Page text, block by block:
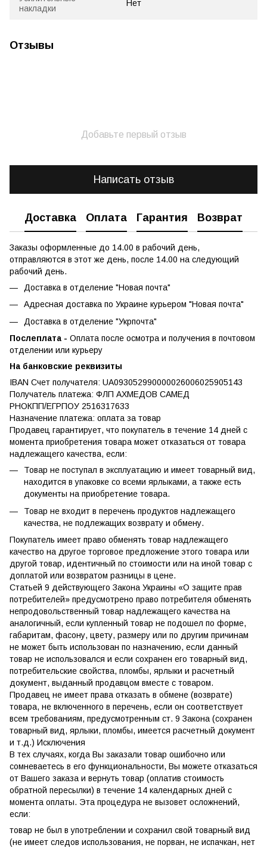
накладки
Нет
Отзывы
Добавьте первый отзыв
Написать отзыв
Доставка Оплата Гарантия Возврат
Заказы оформленные до 14.00 в рабочий день,
отправляются в этот же день, после 14.00 на следующий
рабочий день.
Доставка в отделение "Новая почта"
Адресная доставка по Украине курьером "Новая почта"
Доставка в отделение "Укрпочта"
Послеплата - Оплата после осмотра и получения в почтовом
отделении или курьеру
На банковские реквизиты
IBAN Счет получателя: UA093052990000026006025905143
Получатель платежа: ФЛП АХМЕДОВ САМЕД
РНОКПП/ЕГРПОУ 2516317633
Назначение платежа: оплата за товар
Продавец гарантирует, что покупатель в течение 14 дней с
момента приобретения товара может отказаться от товара
надлежащего качества, если:
Товар не поступал в эксплуатацию и имеет товарный вид,
находится в упаковке со всеми ярлыками, а также есть
документы на приобретение товара.
Товар не входит в перечень продуктов надлежащего
качества, не подлежащих возврату и обмену.
Покупатель имеет право обменять товар надлежащего
качество на другое торговое предложение этого товара или
другой товар, идентичный по стоимости или на иной товар с
доплатой или возвратом разницы в цене.
Статьей 9 действующего Закона Украины «О защите прав
потребителей» предусмотрено право потребителя обменять
непродовольственный товар надлежащего качества на
аналогичный, если купленный товар не подошел по форме,
габаритам, фасону, цвету, размеру или по другим причинам
не может быть использован по назначению, если данный
товар не использовался и если сохранен его товарный вид,
потребительские свойства, пломбы, ярлыки и расчетный
документ, выданный продавцом вместе с товаром.
Продавец не имеет права отказать в обмене (возврате)
товара, не включенного в перечень, если он соответствует
всем требованиям, предусмотренным ст. 9 Закона (сохранен
товарный вид, ярлыки, пломбы, имеется расчетный документ
и т.д.) Исключения
В тех случаях, когда Вы заказали товар ошибочно или
сомневаетесь в его функциональности, Вы можете отказаться
от Вашего заказа и вернуть товар (оплатив стоимость
обратной пересылки) в течение 14 календарных дней с
момента оплаты. Эта процедура не вызовет осложнений,
если:
товар не был в употреблении и сохранил свой товарный вид
(не имеет следов использования, не порван, не испачкан, нет